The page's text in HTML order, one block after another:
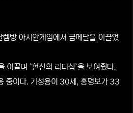
방 아시안게임에서 금메달을 이끌었
끌며 ‘헌신의 리더십’을 보여줬다.
중이다. 기성용이 30세, 홍명보가 33